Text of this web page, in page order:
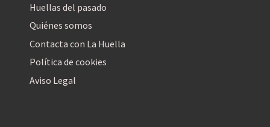
Huellas del pasado
Quiénes somos
Contacta con La Huella
Política de cookies
Aviso Legal